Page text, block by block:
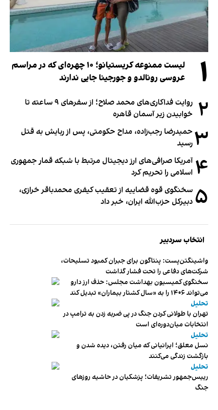
۱
لیست ممنوعه کریستیانو؛ ۱۰ چهره‌ای که در مراسم
عروسی رونالدو و جورجینا جایی ندارند
۲
روایت فداکاری‌های محمد صلاح؛ از سفرهای ۹ ساعته تا
خوابیدن زیر آسمان قاهره
۳ حمیدرضا رجب‌زاده، مداح حکومتی، پس از ربایش به قتل
رسید
۴ آمریکا صرافی‌های ارز دیجیتال مرتبط با شبکه قمار جمهوری
اسلامی را تحریم کرد
۵ سخنگوی قوه قضاییه از تعقیب کیفری محمدباقر خرازی،
دبیر‌کل حزب‌الله ایران، خبر داد
انتخاب سردبیر
واشینگتن‌پست: پنتاگون برای جبران کمبود تسلیحات،
شرکت‌های دفاعی را تحت فشار گذاشت
سخنگوی کمیسیون بهداشت مجلس: حذف ارز دارو
می‌تواند ۱۴۰۶ را به «سال کشتار بیماران» تبدیل کند
تحلیل
تهران با طولانی کردن جنگ در پی ضربه زدن به ترامپ در
انتخابات میان‌دوره‌ای است
تحلیل
نسل معلق؛ ایرانیانی که میان رفتن، دیده شدن و
بازگشت زندگی می‌کنند
تحلیل
رییس‌جمهور تشریفات؛ پزشکیان در حاشیه روزهای
جنگ